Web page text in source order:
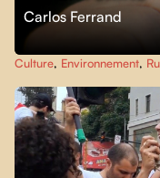
Carlos Ferrand
Culture, Environnement,